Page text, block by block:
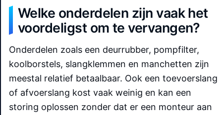
Welke onderdelen zijn vaak het
voordeligst om te vervangen?
Onderdelen zoals een deurrubber, pompfilter,
koolborstels, slangklemmen en manchetten zijn
meestal relatief betaalbaar. Ook een toevoerslang
of afvoerslang kost vaak weinig en kan een
storing oplossen zonder dat er een monteur aan